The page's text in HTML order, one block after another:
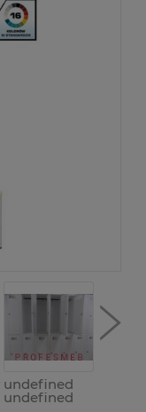
undefined
undefined